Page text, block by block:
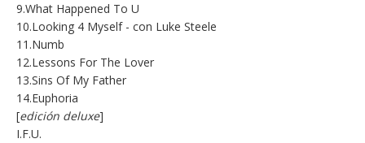
9.What Happened To U
10.Looking 4 Myself - con Luke Steele
11.Numb
12.Lessons For The Lover
13.Sins Of My Father
14.Euphoria
[edición deluxe]
I.F.U.